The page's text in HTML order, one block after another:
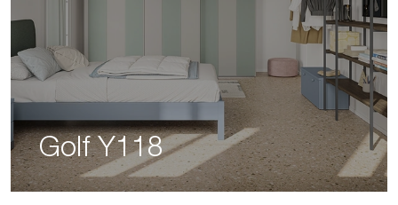
Golf Y118